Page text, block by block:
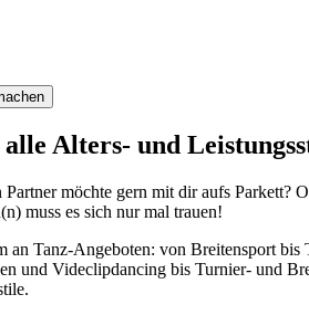
Alters- und
Partner möchte gern mit dir aufs
muss es sich nur mal trauen!
an Tanz-Angeboten: von Breitensport
und Videclipdancing bis Turnier- und